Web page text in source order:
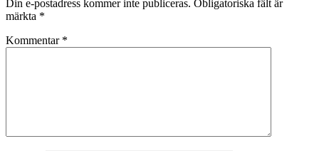
Din e-postadress kommer inte publiceras. Obligatoriska fält är
märkta *
Kommentar *